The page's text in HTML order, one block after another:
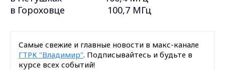
в Гороховце 100,7 МГц
Самые свежие и главные новости в макс-канале
ГТРК "Владимир". Подписывайтесь и будьте в
курсе всех событий!